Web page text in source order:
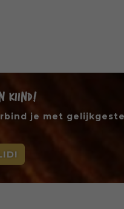
KIIND!
je met